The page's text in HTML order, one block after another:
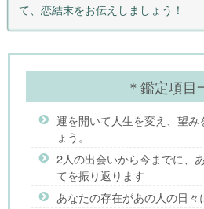
て、恋結末をお伝えしましょう！
＊鑑定項目
運を開いて人生を変え、望み
ょう。
2人の出会いから今までに、
てを振り返ります
あなたの存在があの人の日